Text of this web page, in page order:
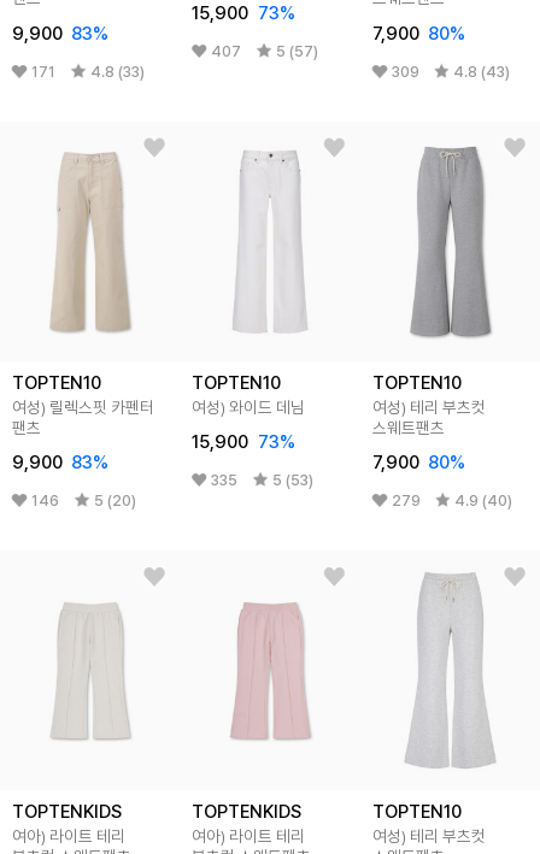
9,900 83%
171 4.8 (33)
15,900 73%
407 5 (57)
7,900 80%
309 4.8 (43)
TOPTEN10
여성) 릴렉스핏 카펜터
팬츠
9,900 83%
146 5 (20)
TOPTEN10
여성) 와이드 데님
15,900 73%
335 5 (53)
TOPTEN10
여성) 테리 부츠컷
스웨트팬츠
7,900 80%
279 4.9 (40)
TOPTENKIDS
여아) 라이트 테리
TOPTENKIDS
여아) 라이트 테리
TOPTEN10
여성) 테리 부츠컷